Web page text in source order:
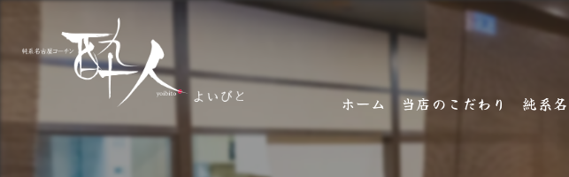
ホーム 当店のこだわり 純系
純系